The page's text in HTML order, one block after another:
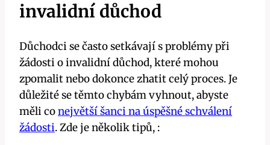
invalidní důchod
Důchodci se často setkávají s problémy při
žádosti o invalidní důchod, které mohou
zpomalit nebo dokonce zhatit celý proces. Je
důležité se těmto chybám vyhnout, abyste
měli conejvětší šanci na úspěšné schválení
žádosti. Zde je několik tipů, :